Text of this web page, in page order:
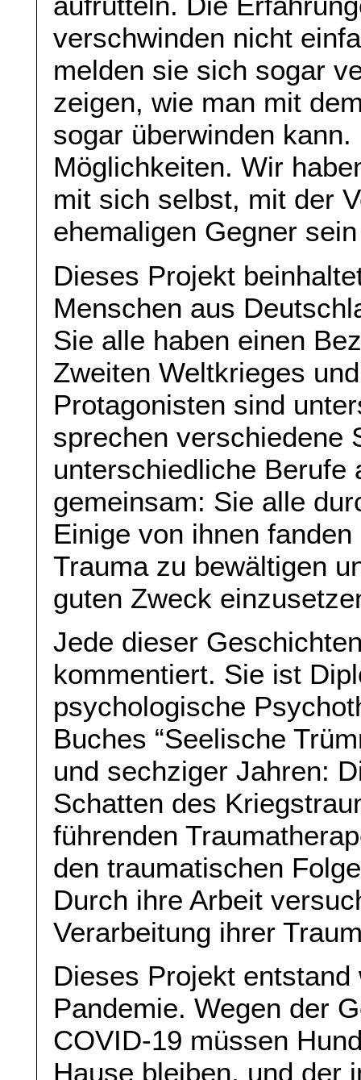
verschwinden nicht
melden sie sich sogar
zeigen, wie man mit
sogar überwinden
Möglichkeiten. Wir
mit sich selbst, mit der
ehemaligen Gegner
Dieses Projekt
Menschen aus
Sie alle haben einen
Zweiten Weltkrieges
Protagonisten sind
sprechen verschiedene
unterschiedliche Berufe
gemeinsam: Sie alle
Einige von ihnen
Trauma zu bewältigen
guten Zweck
Jede dieser
kommentiert. Sie ist
psychologische
Buches “Seelische
und sechziger Jahren:
Schatten des
führenden
den traumatischen
Durch ihre Arbeit
Verarbeitung ihrer
Dieses Projekt
Pandemie. Wegen der
COVID-19 müssen
Hause bleiben, und der